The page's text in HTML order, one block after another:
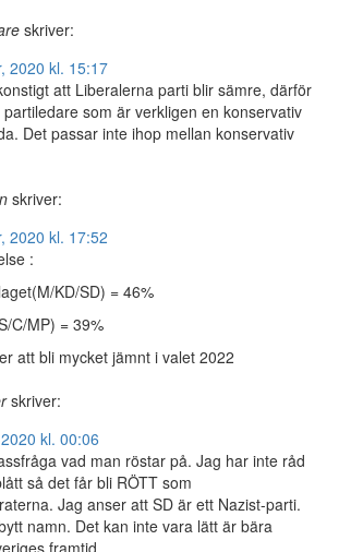
skriver:
2020 kl. 15:17
att Liberalerna parti blir sämre, därför
som är verkligen en konservativ
Det passar inte ihop mellan konservativ
skriver:
2020 kl. 17:52
:
KD/SD) = 46%
C/MP) = 39%
att bli mycket jämnt i valet 2022
skriver:
kl. 00:06
vad man röstar på. Jag har inte råd
så det får bli RÖTT som
Jag anser att SD är ett Nazist-parti.
namn. Det kan inte vara lätt är bära
framtid